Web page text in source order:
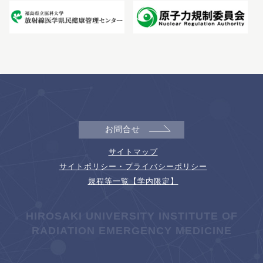
お問合せ
サイトマップ
サイトポリシー・プライバシーポリシー
規程等一覧【学内限定】
HIROSAKI UNIVERSITY INSTITUTE OF
RADIATION EMERGENCY MEDICINE